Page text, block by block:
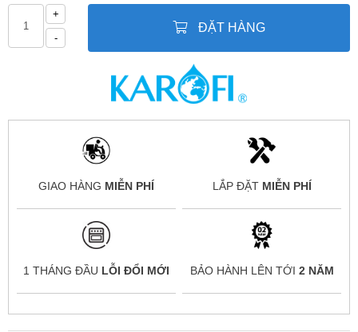
+
-
ĐẶT HÀNG
GIAO HÀNG MIỄN PHÍ LẮP ĐẶT MIỄN PHÍ
1 THÁNG ĐẦU LỖI ĐỔI MỚI BẢO HÀNH LÊN TỚI 2 NĂM